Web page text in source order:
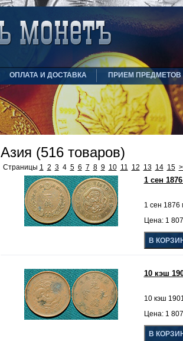
ОПЛАТА И ДОСТАВКА ПРИЕМ ПРЕДМЕТОВ
Азия (516 товаров)
Страницы 1 2 34 5 6 7 8 9 10 11 12 13 14 15
1 сен
1 сен 1876
Цена: 1
10 кэш
10 кэш
Цена: 1